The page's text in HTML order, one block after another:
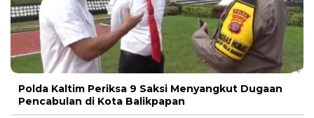
Polda Kaltim Periksa 9 Saksi Menyangkut Dugaan
Pencabulan di Kota Balikpapan